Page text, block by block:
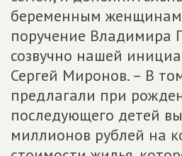
беременным
поручение Владимира
созвучно нашей
Сергей Миронов. – В
предлагали при
последующего детей
миллионов рублей на